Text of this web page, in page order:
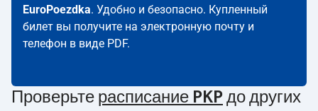
EuroPoezdka. Удобно и безопасно. Купленный
билет вы получите на электронную почту и
телефон в виде PDF.
Проверьте расписание PKP до других